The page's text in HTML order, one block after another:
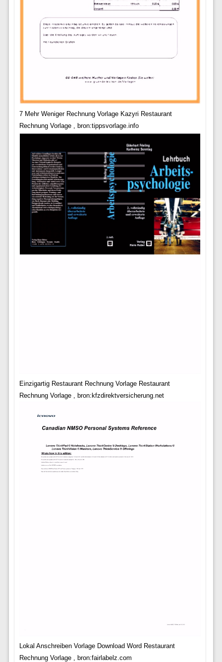
7 Mehr Weniger Rechnung Vorlage Kazyri Restaurant
Rechnung Vorlage , bron:tippsvorlage.info
Einzigartig Restaurant Rechnung Vorlage Restaurant
Rechnung Vorlage , bron:kfzdirektversicherung.net
Lokal Anschreiben Vorlage Download Word Restaurant
Rechnung Vorlage , bron:fairlabelz.com